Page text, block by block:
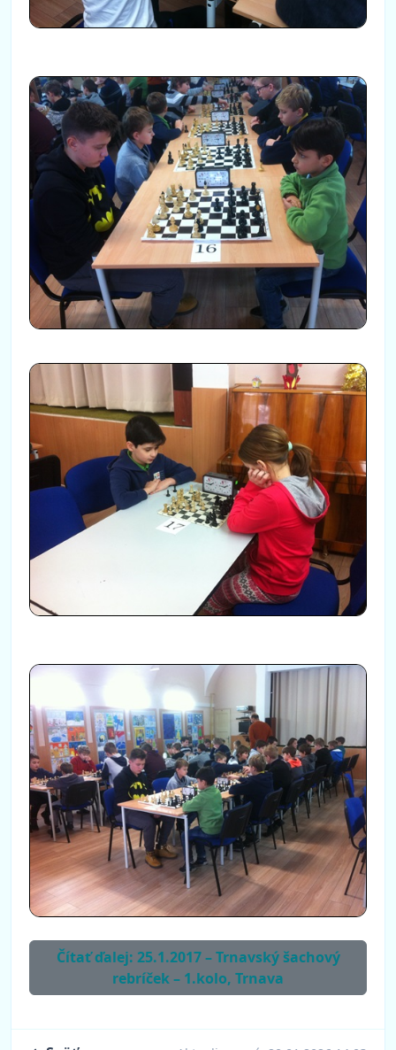
Čítať ďalej: 25.1.2017 – Trnavský šachový
rebríček – 1.kolo, Trnava